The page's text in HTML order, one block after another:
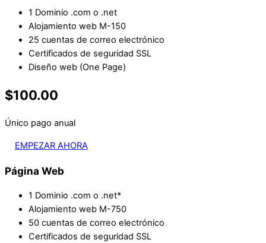
1 Dominio .com o .net
Alojamiento web M-150
25 cuentas de correo electrónico
Certificados de seguridad SSL
Diseño web (One Page)
$100.00
Único pago anual
EMPEZAR AHORA
Página Web
1 Dominio .com o .net*
Alojamiento web M-750
50 cuentas de correo electrónico
Certificados de seguridad SSL